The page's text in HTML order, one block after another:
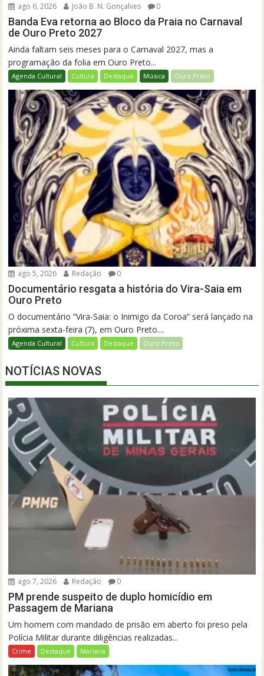
ago 6, 2026 João B. N. Gonçalves 0
Banda Eva retorna ao Bloco da Praia no Carnaval
de Ouro Preto 2027
Ainda faltam seis meses para o Carnaval 2027, mas a
programação da folia em Ouro Preto...
Agenda Cultural Cultura Destaque Música Ouro Preto
ago 5, 2026 Redação 0
Documentário resgata a história do Vira-Saia em
Ouro Preto
O documentário “Vira-Saia: o Inimigo da Coroa” será lançado na
próxima sexta-feira (7), em Ouro Preto....
Agenda Cultural Cultura Destaque Ouro Preto
NOTÍCIAS NOVAS
ago 7, 2026 Redação 0
PM prende suspeito de duplo homicídio em
Passagem de Mariana
Um homem com mandado de prisão em aberto foi preso pela
Polícia Militar durante diligências realizadas...
Crime Destaque Mariana